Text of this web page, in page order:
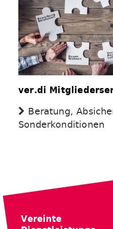
ver.di
Beratung,
Sonderkonditionen
Vereinte